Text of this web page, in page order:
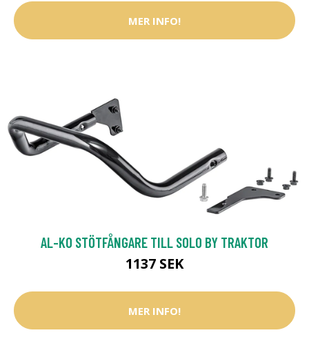
MER INFO!
AL-KO STÖTFÅNGARE TILL SOLO BY TRAKTOR
1137 SEK
MER INFO!